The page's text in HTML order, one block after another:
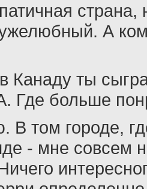
страна,
А
Канаду ты
Где больше
В том городе,
- мне совсем